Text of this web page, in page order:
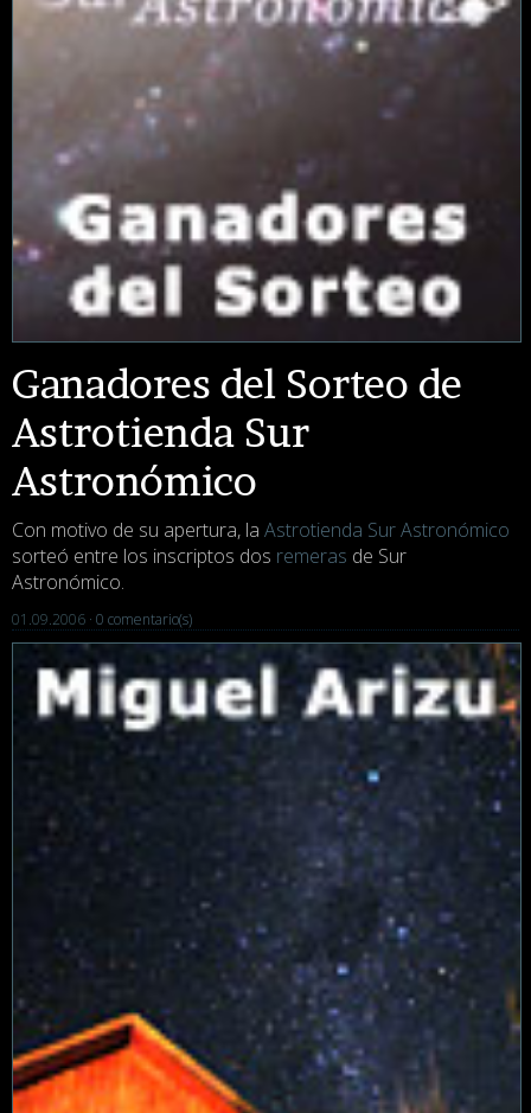
Ganadores del Sorteo de
Astrotienda Sur
Astronómico
Con motivo de su apertura, la Astrotienda Sur Astronómico
sorteó entre los inscriptos dos remeras de Sur
Astronómico.
01.09.2006 · 0 comentario(s)